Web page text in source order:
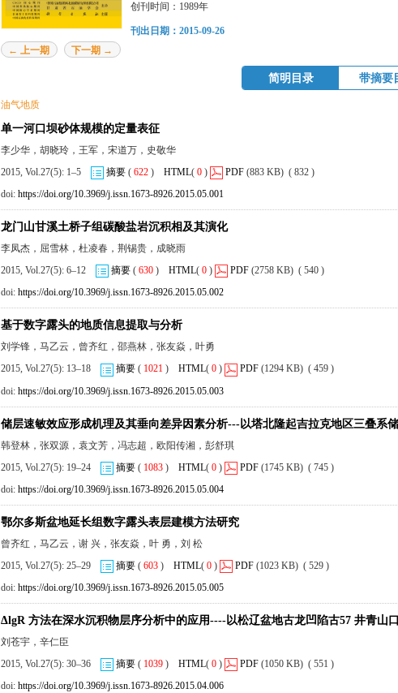
← 上一期 下一期 →
创刊时间：1989年
刊出日期：2015-09-26
简明目录 带摘要
油气地质
单一河口坝砂体规模的定量表征
李少华，胡晓玲，王军，宋道万，史敬华
2015, Vol.27(5): 1–5
摘要(622) HTML( 0) PDF(883 KB) ( 832 )
doi: https://doi.org/10.3969/j.issn.1673-8926.2015.05.001
龙门山甘溪土桥子组碳酸盐岩沉积相及其演化
李凤杰，屈雪林，杜凌春，荆锡贵，成晓雨
2015, Vol.27(5): 6–12
摘要(630) HTML( 0) PDF(2758 KB) ( 540 )
doi: https://doi.org/10.3969/j.issn.1673-8926.2015.05.002
基于数字露头的地质信息提取与分析
刘学锋，马乙云，曾齐红，邵燕林，张友焱，叶勇
2015, Vol.27(5): 13–18
摘要(1021) HTML( 0) PDF(1294 KB) ( 459 )
doi: https://doi.org/10.3969/j.issn.1673-8926.2015.05.003
储层速敏效应形成机理及其垂向差异因素分析---以塔北隆起吉拉克地区三叠系
韩登林，张双源，袁文芳，冯志超，欧阳传湘，彭舒琪
2015, Vol.27(5): 19–24
摘要(1083) HTML( 0) PDF(1745 KB) ( 745 )
doi: https://doi.org/10.3969/j.issn.1673-8926.2015.05.004
鄂尔多斯盆地延长组数字露头表层建模方法研究
曾齐红，马乙云，谢 兴，张友焱，叶 勇，刘 松
2015, Vol.27(5): 25–29
摘要(603) HTML( 0) PDF(1023 KB) ( 529 )
doi: https://doi.org/10.3969/j.issn.1673-8926.2015.05.005
ΔlgR 方法在深水沉积物层序分析中的应用----以松辽盆地古龙凹陷古57 井青山
刘苍宇，辛仁臣
2015, Vol.27(5): 30–36
摘要(1039) HTML( 0) PDF(1050 KB) ( 551 )
doi: https://doi.org/10.3969/j.issn.1673-8926.2015.04.006